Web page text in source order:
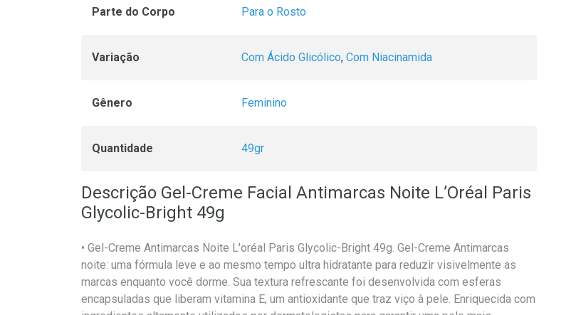
Parte do Corpo Para o Rosto
Variação Com Ácido Glicólico, Com Niacinamida
Gênero Feminino
Quantidade 49gr
Descrição Gel-Creme Facial Antimarcas Noite L’Oréal Paris
Glycolic-Bright 49g
• Gel-Creme Antimarcas Noite L'oréal Paris Glycolic-Bright 49g. Gel-Creme Antimarcas
noite: uma fórmula leve e ao mesmo tempo ultra hidratante para reduzir visivelmente as
marcas enquanto você dorme. Sua textura refrescante foi desenvolvida com esferas
encapsuladas que liberam vitamina E, um antioxidante que traz viço à pele. Enriquecida com